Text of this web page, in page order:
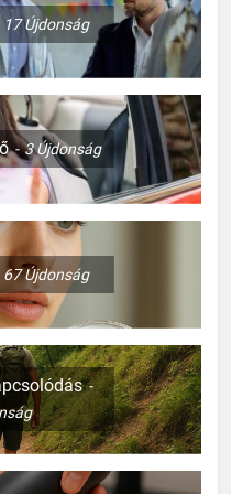
17Újdonság
3Újdonság
67Újdonság
esküvőhöz?
KAPCSOLATOK